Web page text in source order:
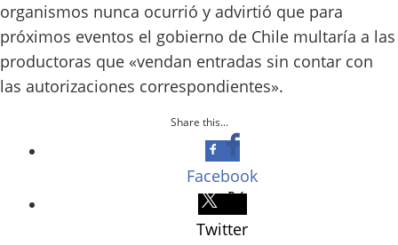
organismos nunca ocurrió y advirtió que para
próximos eventos el gobierno de Chile multaría a las
productoras que «vendan entradas sin contar con
las autorizaciones correspondientes».
Share this...
Facebook
Twitter